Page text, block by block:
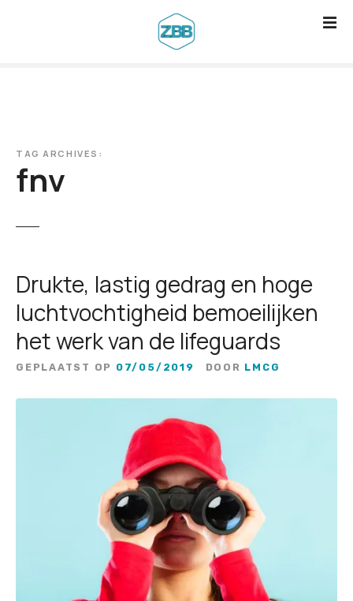
TAG ARCHIVES:
fnv
Drukte, lastig gedrag en hoge
luchtvochtigheid bemoeilijken
het werk van de lifeguards
GEPLAATST OP 07/05/2019 DOOR LMCG